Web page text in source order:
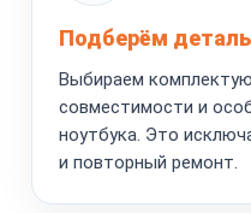
Подберём
Выбираем
совместимости и
ноутбука. Это
и повторный ремонт.